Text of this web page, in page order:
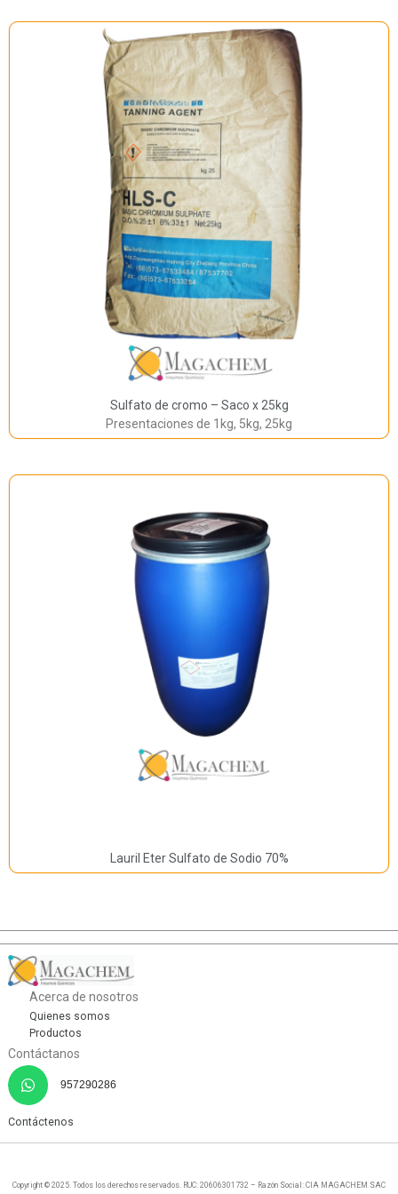
Sulfato de cromo – Saco x 25kg
Presentaciones de 1kg, 5kg, 25kg
Lauril Eter Sulfato de Sodio 70%
Acerca de nosotros
Quienes somos
Productos
Contáctanos
957290286
Contáctenos
Copyright © 2025. Todos los derechos reservados. RUC: 20606301732 – Razón Social: CIA MAGACHEM SAC